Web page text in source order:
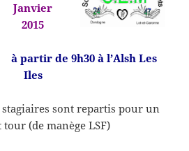
Janvier
2015
à partir de 9h30 à l’Alsh Les
Iles
sont repartis pour un
tour (de manège LSF)